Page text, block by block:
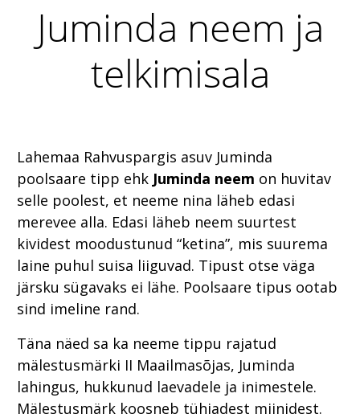
Juminda neem ja
telkimisala
Lahemaa Rahvuspargis asuv Juminda
poolsaare tipp ehk Juminda neem on huvitav
selle poolest, et neeme nina läheb edasi
merevee alla. Edasi läheb neem suurtest
kividest moodustunud “ketina”, mis suurema
laine puhul suisa liiguvad. Tipust otse väga
järsku sügavaks ei lähe. Poolsaare tipus ootab
sind imeline rand.
Täna näed sa ka neeme tippu rajatud
mälestusmärki II Maailmasõjas, Juminda
lahingus, hukkunud laevadele ja inimestele.
Mälestusmärk koosneb tühjadest miinidest.